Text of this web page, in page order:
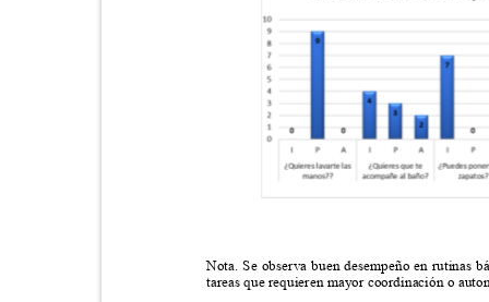
Nota. Se observa buen desempeño en rutinas
tareas que requieren mayor coordinación o